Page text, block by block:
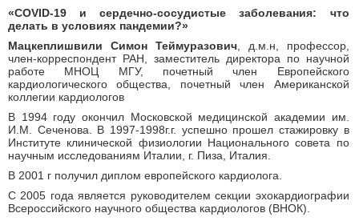
«COVID-19 и сердечно-сосудистые заболевания: что
делать в условиях пандемии?»
Мацкеплишвили Симон Теймуразович, д.м.н, профессор,
член-корреспондент РАН, заместитель директора по научной
работе МНОЦ МГУ, почетный член Европейского
кардиологического общества, почетный член Американской
коллегии кардиологов
В 1994 году окончил Московской медицинской академии им.
И.М. Сеченова. В 1997-1998г.г. успешно прошел стажировку в
Институте клинической физиологии Национального совета по
научным исследованиям Италии, г. Пиза, Италия.
В 2001 г получил диплом европейского кардиолога.
С 2005 года является руководителем секции эхокардиографии
Всероссийского научного общества кардиологов (ВНОК).